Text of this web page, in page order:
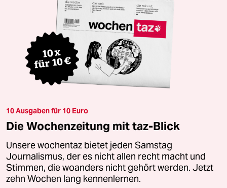
10 Ausgaben für 10 Euro
Die Wochenzeitung mit taz-Blick
Unsere wochentaz bietet jeden Samstag
Journalismus, der es nicht allen recht macht und
Stimmen, die woanders nicht gehört werden. Jetzt
zehn Wochen lang kennenlernen.